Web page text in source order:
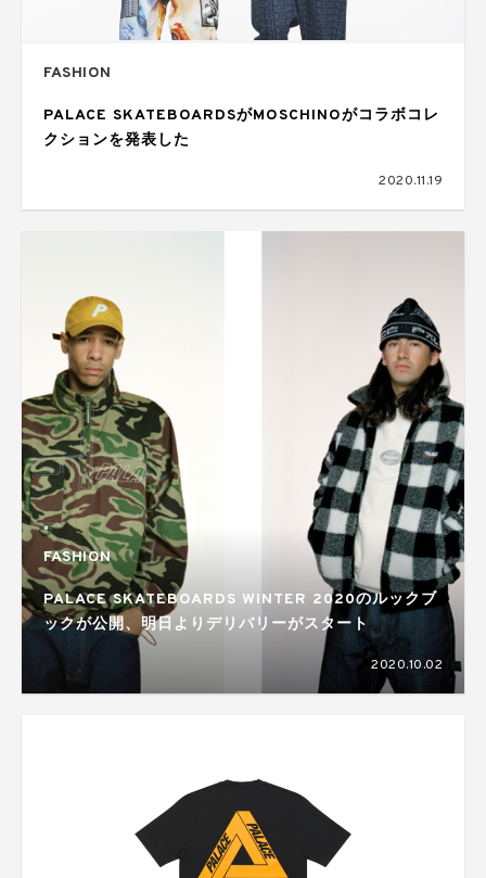
FASHION
PALACE SKATEBOARDSがMOSCHINOがコラボコレ
クションを発表した
2020.11.19
FASHION
PALACE SKATEBOARDS WINTER 2020のルックブ
ックが公開、明日よりデリバリーがスタート
2020.10.02